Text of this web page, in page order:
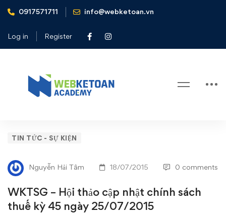
0917571711 info@webketoan.vn
Log in Register
Home
Tin tức - Sự kiện
25/07/2015
WKTSG
–
Hội
thảo
TIN TỨC - SỰ KIỆN
Nguyễn Hải Tâm 18/07/2015 0 comments
WKTSG – Hội thảo cập nhật chính sách
thuế kỳ 45 ngày 25/07/2015